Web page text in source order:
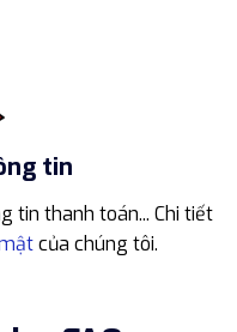
tin
tin thanh toán... Chi tiết
của chúng tôi.